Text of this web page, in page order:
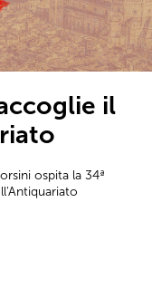
il
ospita la 34ª